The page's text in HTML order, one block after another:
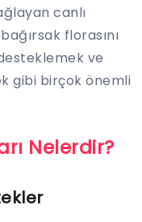
canlı
florasını
ve
gibi birçok önemli
Nelerdir?